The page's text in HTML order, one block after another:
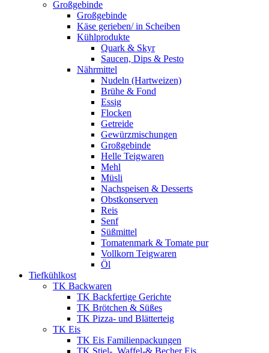
Großgebinde
Großgebinde
Käse gerieben/ in Scheiben
Kühlprodukte
Quark & Skyr
Saucen, Dips & Pesto
Nährmittel
Nudeln (Hartweizen)
Brühe & Fond
Essig
Flocken
Getreide
Gewürzmischungen
Großgebinde
Helle Teigwaren
Mehl
Müsli
Nachspeisen & Desserts
Obstkonserven
Reis
Senf
Süßmittel
Tomatenmark & Tomate pur
Vollkorn Teigwaren
Öl
Tiefkühlkost
TK Backwaren
TK Backfertige Gerichte
TK Brötchen & Süßes
TK Pizza- und Blätterteig
TK Eis
TK Eis Familienpackungen
TK Stiel-, Waffel-& Becher Eis